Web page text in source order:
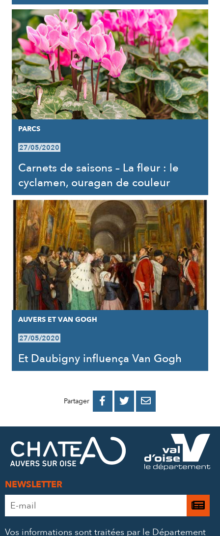
PARCS
27/05/2020
Carnets de saisons – La fleur : le
cyclamen, ouragan de couleur
AUVERS ET VAN GOGH
27/05/2020
Et Daubigny influença Van Gogh
Partager 
PARTAGER
FACEBOOK
PARTAGER
PARTAGER
MAIL
NEWSLETTER
Adresse
e-
Je
Vos informations sont traitées par le Département